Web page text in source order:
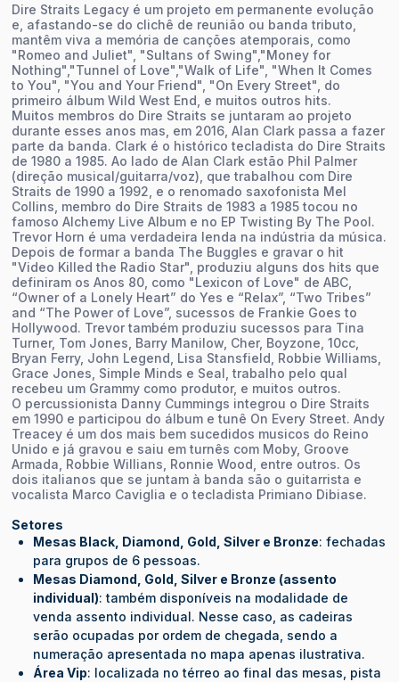
Dire Straits Legacy é um projeto em permanente evolução
e, afastando-se do clichê de reunião ou banda tributo,
mantêm viva a memória de canções atemporais, como
"Romeo and Juliet", "Sultans of Swing","Money for
Nothing","Tunnel of Love","Walk of Life", "When It Comes
to You", "You and Your Friend", "On Every Street", do
primeiro álbum Wild West End, e muitos outros hits.
Muitos membros do Dire Straits se juntaram ao projeto
durante esses anos mas, em 2016, Alan Clark passa a fazer
parte da banda. Clark é o histórico tecladista do Dire Straits
de 1980 a 1985. Ao lado de Alan Clark estão Phil Palmer
(direção musical/guitarra/voz), que trabalhou com Dire
Straits de 1990 a 1992, e o renomado saxofonista Mel
Collins, membro do Dire Straits de 1983 a 1985 tocou no
famoso Alchemy Live Album e no EP Twisting By The Pool.
Trevor Horn é uma verdadeira lenda na indústria da música.
Depois de formar a banda The Buggles e gravar o hit
"Video Killed the Radio Star", produziu alguns dos hits que
definiram os Anos 80, como "Lexicon of Love" de ABC,
“Owner of a Lonely Heart” do Yes e “Relax”, “Two Tribes”
and “The Power of Love”, sucessos de Frankie Goes to
Hollywood. Trevor também produziu sucessos para Tina
Turner, Tom Jones, Barry Manilow, Cher, Boyzone, 10cc,
Bryan Ferry, John Legend, Lisa Stansfield, Robbie Williams,
Grace Jones, Simple Minds e Seal, trabalho pelo qual
recebeu um Grammy como produtor, e muitos outros.
O percussionista Danny Cummings integrou o Dire Straits
em 1990 e participou do álbum e tunê On Every Street. Andy
Treacey é um dos mais bem sucedidos musicos do Reino
Unido e já gravou e saiu em turnês com Moby, Groove
Armada, Robbie Willians, Ronnie Wood, entre outros. Os
dois italianos que se juntam à banda são o guitarrista e
vocalista Marco Caviglia e o tecladista Primiano Dibiase.
Setores
Mesas Black, Diamond, Gold, Silver e Bronze: fechadas
para grupos de 6 pessoas.
Mesas Diamond, Gold, Silver e Bronze (assento
individual): também disponíveis na modalidade de
venda assento individual. Nesse caso, as cadeiras
serão ocupadas por ordem de chegada, sendo a
numeração apresentada no mapa apenas ilustrativa.
Área Vip: localizada no térreo ao final das mesas, pista